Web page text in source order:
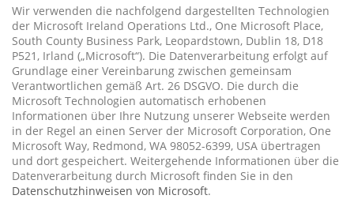
Wir verwenden die nachfolgend dargestellten Technologien
der Microsoft Ireland Operations Ltd., One Microsoft Place,
South County Business Park, Leopardstown, Dublin 18, D18
P521, Irland („Microsoft“). Die Datenverarbeitung erfolgt auf
Grundlage einer Vereinbarung zwischen gemeinsam
Verantwortlichen gemäß Art. 26 DSGVO. Die durch die
Microsoft Technologien automatisch erhobenen
Informationen über Ihre Nutzung unserer Webseite werden
in der Regel an einen Server der Microsoft Corporation, One
Microsoft Way, Redmond, WA 98052-6399, USA übertragen
und dort gespeichert. Weitergehende Informationen über die
Datenverarbeitung durch Microsoft finden Sie in den
Datenschutzhinweisen von Microsoft.